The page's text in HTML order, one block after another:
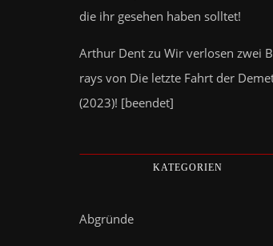
die ihr gesehen haben solltet!
Arthur Dent zu Wir verlosen zwei
rays von Die letzte Fahrt der
(2023)! [beendet]
KATEGORIEN
Abgründe